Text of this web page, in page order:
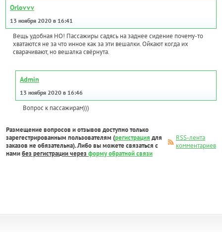
Orlovvv
13 ноября 2020 в 16:41
Вещь удобная НО! Пассажиры садясь на заднее сидение почему-то
хватаются не за что инное как за эти вешалки. Ойкают когда их
сварачивают, но вешалка свёрнута.
Admin
13 ноября 2020 в 16:46
Вопрос к пассажирам)))
Размещение вопросов и отзывов доступно только
зарегестрированным пользователям (регистрация для
заказов не обязательна). Либо вы можете связаться с
намибез регистрации через форму обратной связи
RSS-лента
комментариев